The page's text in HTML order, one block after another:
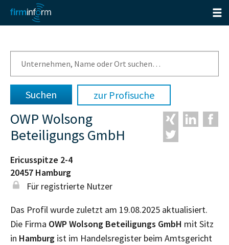
zur Profisuche
OWP Wolsong
Beteiligungs GmbH
Ericusspitze 2-4
20457 Hamburg
Für registrierte Nutzer
Das Profil wurde zuletzt am 19.08.2025 aktualisiert.
Die Firma OWP Wolsong Beteiligungs GmbH mit Sitz
in Hamburg ist im Handelsregister beim Amtsgericht